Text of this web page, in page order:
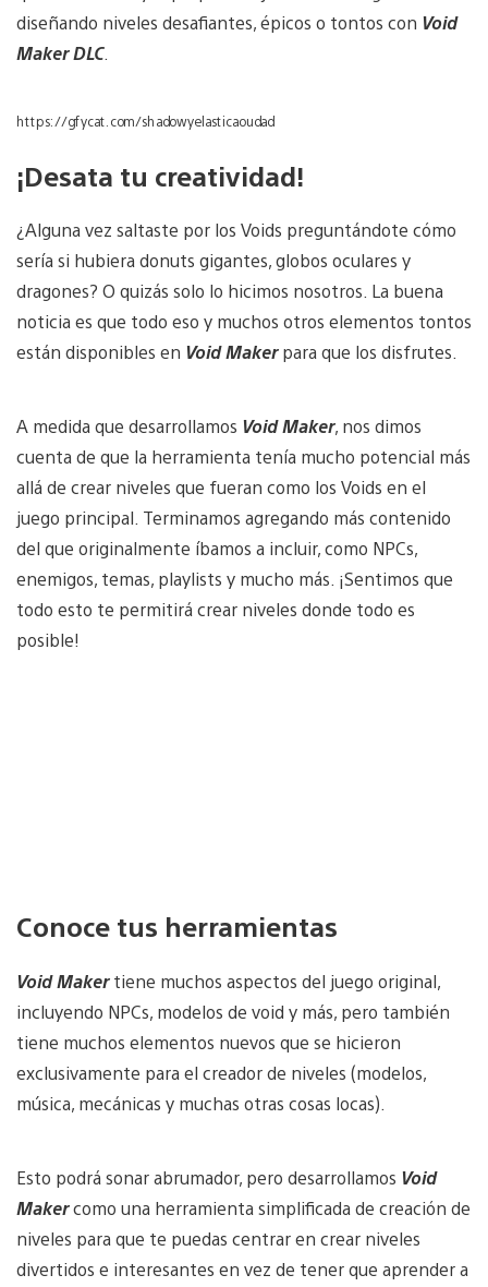
diseñando niveles desafiantes, épicos o tontos con Void
Maker DLC.
https://gfycat.com/shadowyelasticaoudad
¡Desata tu creatividad!
¿Alguna vez saltaste por los Voids preguntándote cómo
sería si hubiera donuts gigantes, globos oculares y
dragones? O quizás solo lo hicimos nosotros. La buena
noticia es que todo eso y muchos otros elementos tontos
están disponibles en Void Makerpara que los disfrutes.
A medida que desarrollamos Void Maker, nos dimos
cuenta de que la herramienta tenía mucho potencial más
allá de crear niveles que fueran como los Voids en el
juego principal. Terminamos agregando más contenido
del que originalmente íbamos a incluir, como NPCs,
enemigos, temas, playlists y mucho más. ¡Sentimos que
todo esto te permitirá crear niveles donde todo es
posible!
Conoce tus herramientas
Void Makertiene muchos aspectos del juego original,
incluyendo NPCs, modelos de void y más, pero también
tiene muchos elementos nuevos que se hicieron
exclusivamente para el creador de niveles (modelos,
música, mecánicas y muchas otras cosas locas).
Esto podrá sonar abrumador, pero desarrollamos Void
Makercomo una herramienta simplificada de creación de
niveles para que te puedas centrar en crear niveles
divertidos e interesantes en vez de tener que aprender a